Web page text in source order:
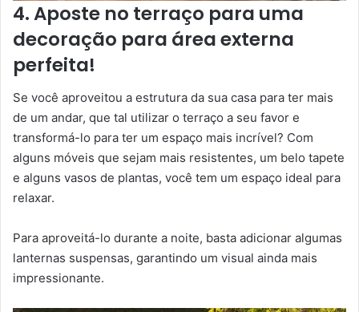
4. Aposte no terraço para uma
decoração para área externa
perfeita!
Se você aproveitou a estrutura da sua casa para ter mais
de um andar, que tal utilizar o terraço a seu favor e
transformá-lo para ter um espaço mais incrível? Com
alguns móveis que sejam mais resistentes, um belo tapete
e alguns vasos de plantas, você tem um espaço ideal para
relaxar.
Para aproveitá-lo durante a noite, basta adicionar algumas
lanternas suspensas, garantindo um visual ainda mais
impressionante.